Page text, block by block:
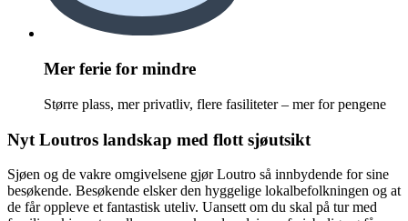
Mer ferie for mindre
Større plass, mer privatliv, flere fasiliteter – mer for pengene
Nyt Loutros landskap med flott sjøutsikt
Sjøen og de vakre omgivelsene gjør Loutro så innbydende for sine
besøkende. Besøkende elsker den hyggelige lokalbefolkningen og at
de får oppleve et fantastisk uteliv. Uansett om du skal på tur med